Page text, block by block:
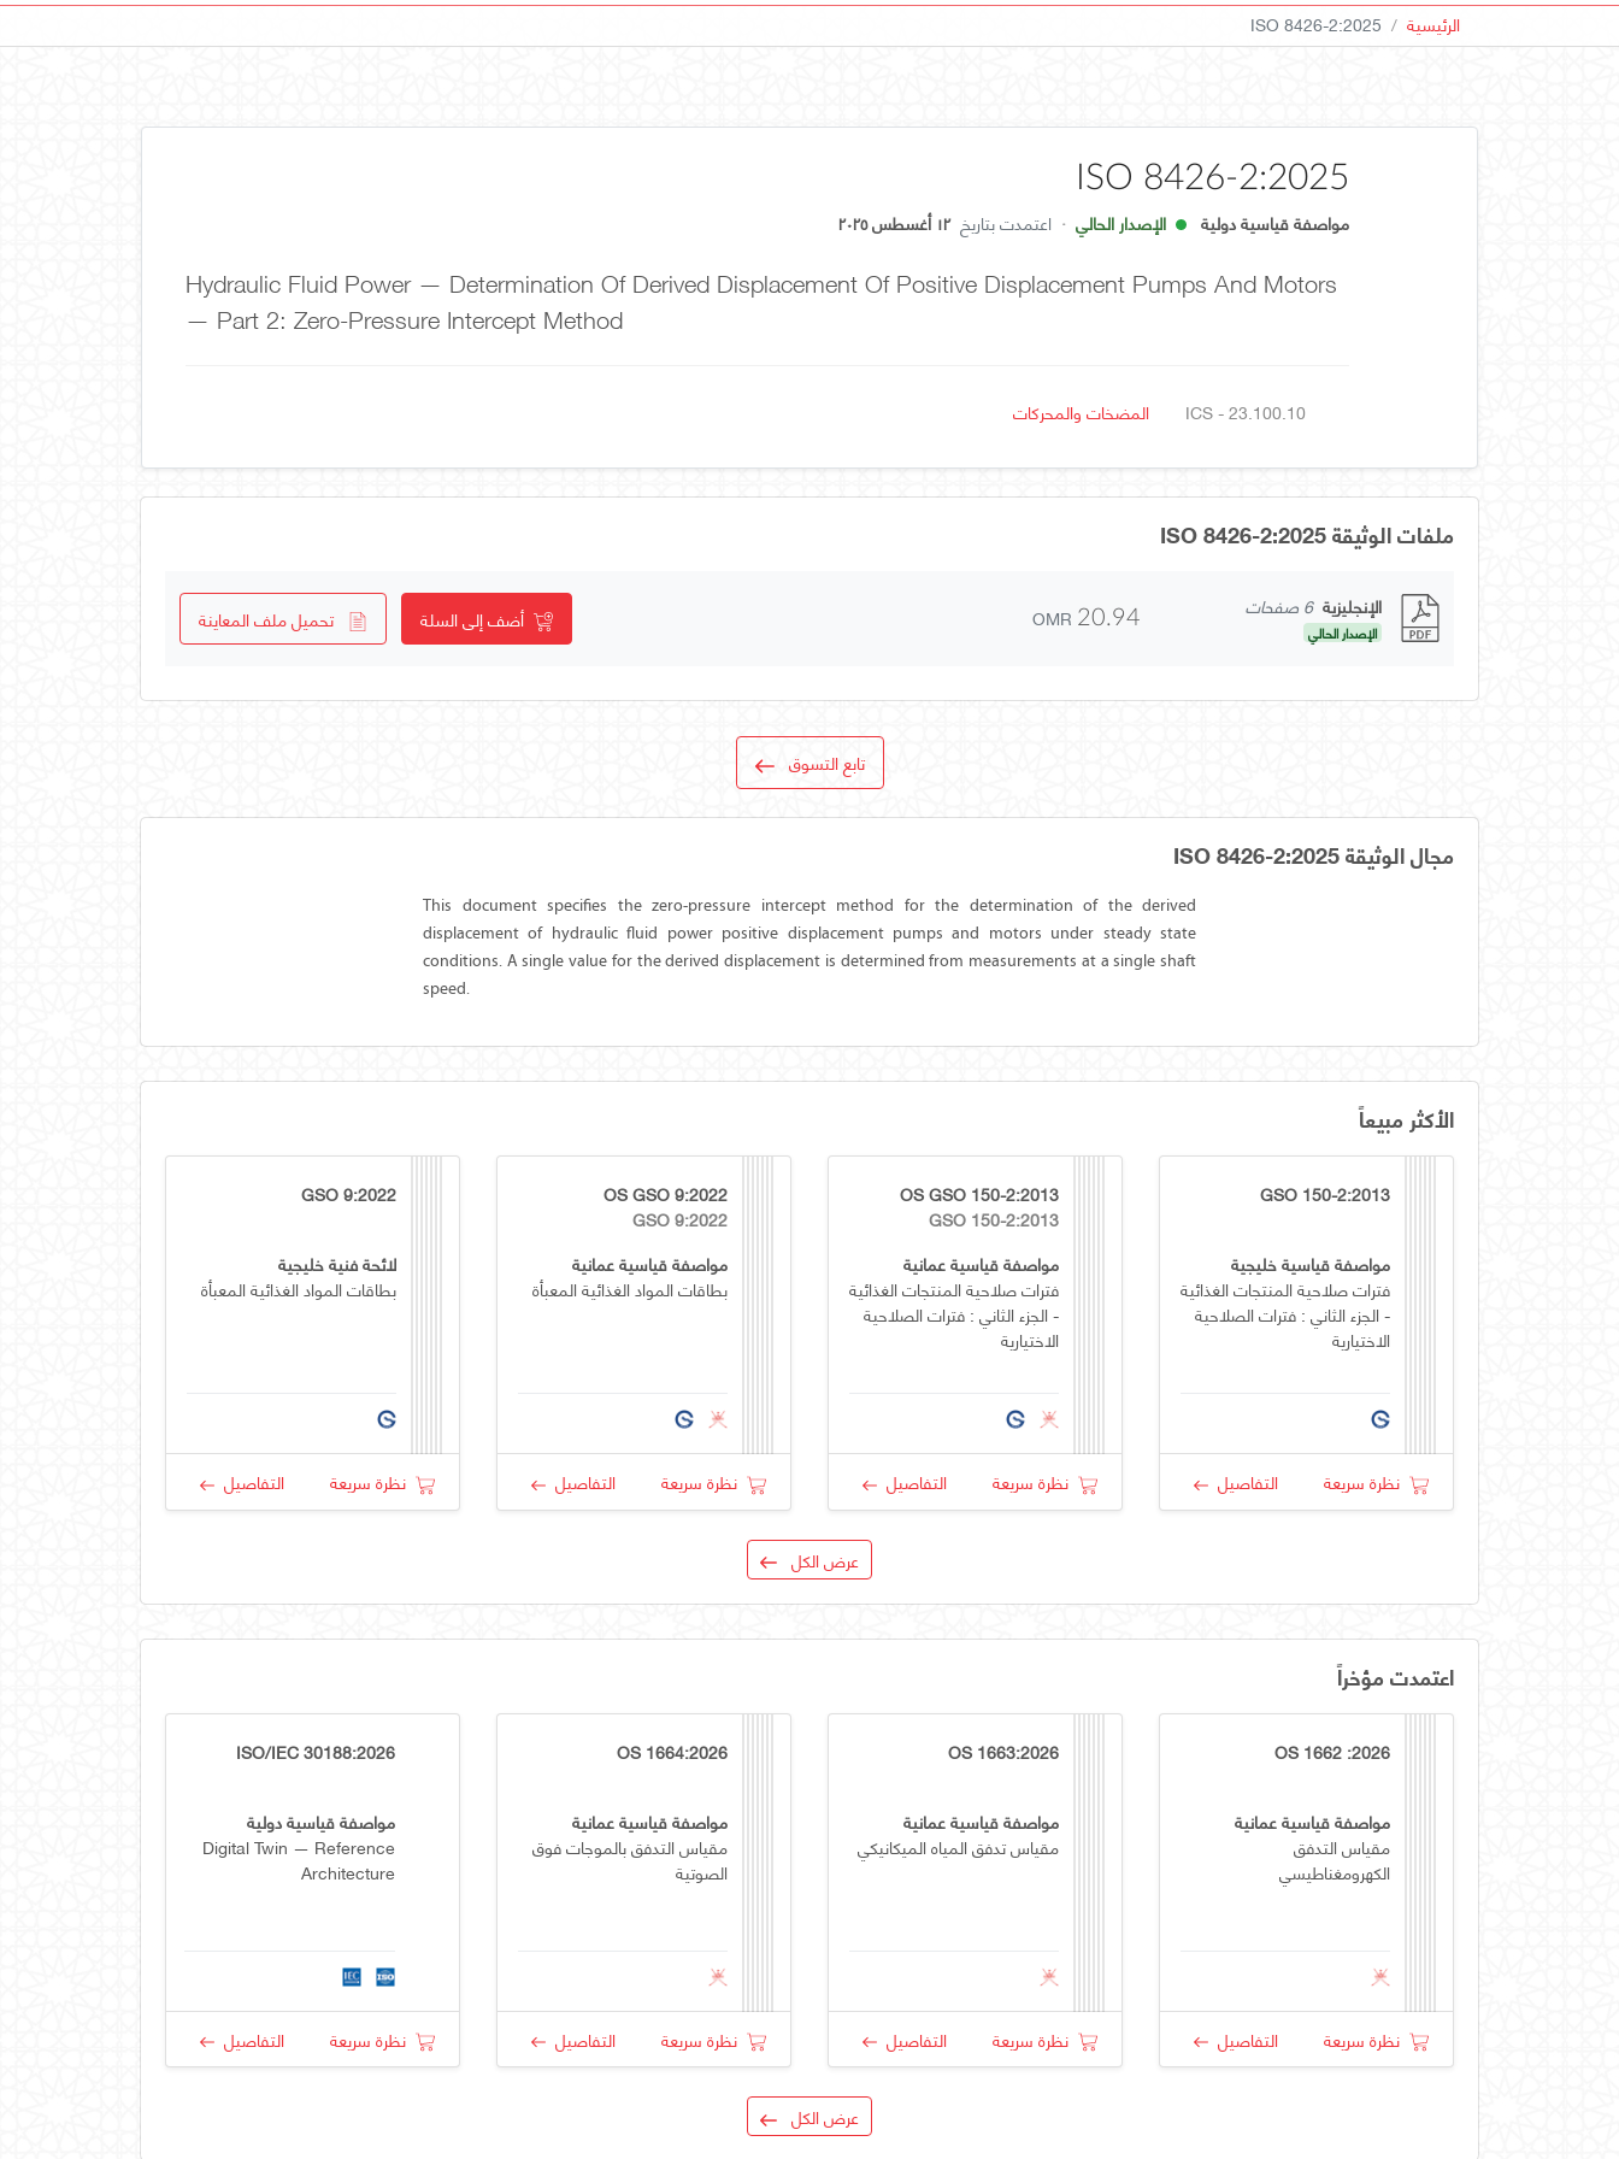
الرئيسية ISO 8426-2:2025
ISO 8426-2:2025
مواصفة قياسية دولية الإصدار الحالي · اعتمدت بتاريخ ١٢ أغسطس ٢٠٢٥
Hydraulic Fluid Power — Determination Of Derived Displacement Of Positive Displacement Pumps And Motors
— Part 2: Zero-Pressure Intercept Method
ICS - 23.100.10 المضخات والمحركات
ملفات الوثيقة ISO 8426-2:2025
الإنجليزية 6 صفحات
الإصدار الحالي OMR 20.94 أضف إلى السلة تحميل ملف المعاينة
تابع التسوق
مجال الوثيقة ISO 8426-2:2025
This document specifies the zero-pressure intercept method for the determination of the derived
displacement of hydraulic fluid power positive displacement pumps and motors under steady state
conditions. A single value for the derived displacement is determined from measurements at a single shaft
speed.
الأكثر مبيعاً
GSO 150-2:2013
مواصفة قياسية خليجية
فترات صلاحية المنتجات الغذائية
- الجزء الثاني : فترات الصلاحية
الاختيارية
نظرة سريعة التفاصيل
OS GSO 150-2:2013
GSO 150-2:2013
مواصفة قياسية عمانية
فترات صلاحية المنتجات الغذائية
- الجزء الثاني : فترات الصلاحية
الاختيارية
نظرة سريعة التفاصيل
OS GSO 9:2022
GSO 9:2022
مواصفة قياسية عمانية
بطاقات المواد الغذائية المعبأة
نظرة سريعة التفاصيل
GSO 9:2022
لائحة فنية خليجية
بطاقات المواد الغذائية المعبأة
نظرة سريعة التفاصيل
عرض الكل
اعتمدت مؤخراً
OS 1662 :2026
مواصفة قياسية عمانية
مقياس التدفق
الكهرومغناطيسي
نظرة سريعة التفاصيل
OS 1663:2026
مواصفة قياسية عمانية
مقياس تدفق المياه الميكانيكي
نظرة سريعة التفاصيل
OS 1664:2026
مواصفة قياسية عمانية
مقياس التدفق بالموجات فوق
الصوتية
نظرة سريعة التفاصيل
ISO/IEC 30188:2026
مواصفة قياسية دولية
Digital Twin — Reference
Architecture
نظرة سريعة التفاصيل
عرض الكل